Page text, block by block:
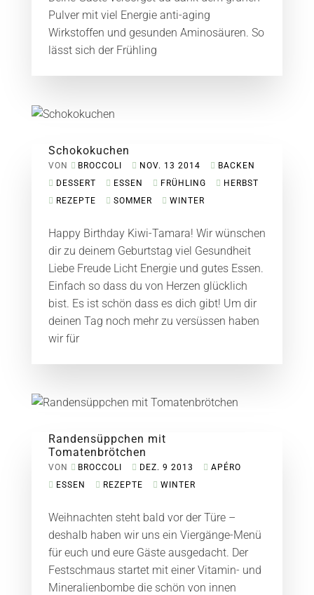
Pulver mit viel Energie anti-aging
Wirkstoffen und gesunden Aminosäuren. So
lässt sich der Frühling
Schokokuchen
VON BROCCOLI NOV. 13 2014
BACKEN
DESSERT
ESSEN FRÜHLING
HERBST
REZEPTE
SOMMER WINTER
Happy Birthday Kiwi-Tamara! Wir wünschen
dir zu deinem Geburtstag viel Gesundheit
Liebe Freude Licht Energie und gutes Essen.
Einfach so dass du von Herzen glücklich
bist. Es ist schön dass es dich gibt! Um dir
deinen Tag noch mehr zu versüssen haben
wir für
Randensüppchen mit
Tomatenbrötchen
VON BROCCOLI DEZ. 9 2013
APÉRO
ESSEN
REZEPTE WINTER
Weihnachten steht bald vor der Türe –
deshalb haben wir uns ein Viergänge-Menü
für euch und eure Gäste ausgedacht. Der
Festschmaus startet mit einer Vitamin- und
Mineralienbombe die schön von innen